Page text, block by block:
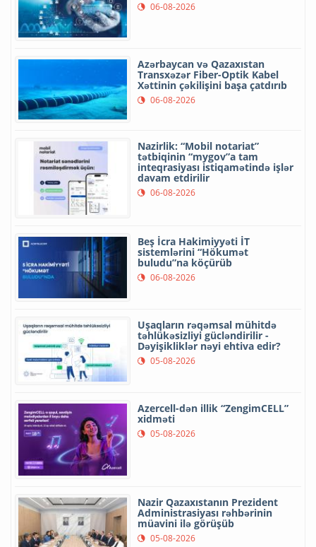
06-08-2026
Azərbaycan və Qazaxıstan
Transxəzər Fiber-Optik Kabel
Xəttinin çəkilişini başa çatdırıb
06-08-2026
Nazirlik: “Mobil notariat”
tətbiqinin “mygov”a tam
inteqrasiyası istiqamətində işlər
davam etdirilir
06-08-2026
Beş İcra Hakimiyyəti İT
sistemlərini “Hökumət
buludu”na köçürüb
06-08-2026
Uşaqların rəqəmsal mühitdə
təhlükəsizliyi gücləndirilir -
Dəyişikliklər nəyi ehtiva edir?
05-08-2026
Azercell-dən illik “ZengimCELL”
xidməti
05-08-2026
Nazir Qazaxıstanın Prezident
Administrasiyası rəhbərinin
müavini ilə görüşüb
05-08-2026